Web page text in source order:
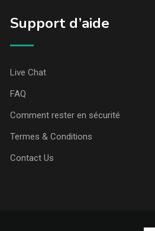
Support d’aide
Live Chat
FAQ
Comment rester en sécurité
Termes & Conditions
Contact Us